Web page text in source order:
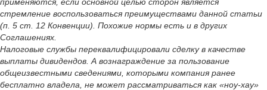
стремление воспользоваться преимуществами данной статьи
(п. 5 ст. 12 Конвенции). Похожие нормы есть и в других
Соглашениях.
Налоговые службы переквалифицировали сделку в качестве
выплаты дивидендов. А вознаграждение за пользование
общеизвестными сведениями, которыми компания ранее
бесплатно владела, не может рассматриваться как «ноу-хау»